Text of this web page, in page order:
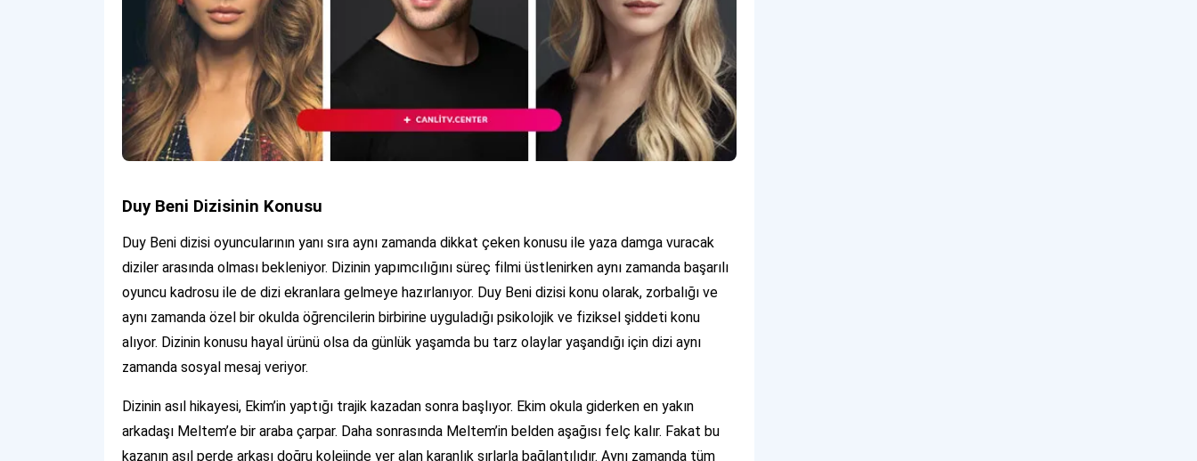
Duy Beni Dizisinin Konusu
Duy Beni dizisi oyuncularının yanı sıra aynı zamanda dikkat çeken konusu ile yaza damga vuracak
diziler arasında olması bekleniyor. Dizinin yapımcılığını süreç filmi üstlenirken aynı zamanda başarılı
oyuncu kadrosu ile de dizi ekranlara gelmeye hazırlanıyor. Duy Beni dizisi konu olarak, zorbalığı ve
aynı zamanda özel bir okulda öğrencilerin birbirine uyguladığı psikolojik ve fiziksel şiddeti konu
alıyor. Dizinin konusu hayal ürünü olsa da günlük yaşamda bu tarz olaylar yaşandığı için dizi aynı
zamanda sosyal mesaj veriyor.
Dizinin asıl hikayesi, Ekim’in yaptığı trajik kazadan sonra başlıyor. Ekim okula giderken en yakın
arkadaşı Meltem’e bir araba çarpar. Daha sonrasında Meltem’in belden aşağısı felç kalır. Fakat bu
kazanın asıl perde arkası doğru kolejinde yer alan karanlık sırlarla bağlantılıdır. Aynı zamanda tüm